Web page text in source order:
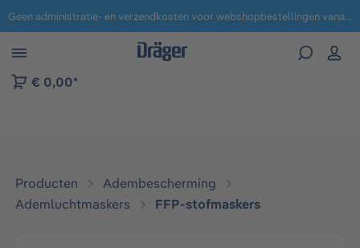
naar navigatie B2B-platform Geen administratie- en verzendkosten voor webshopbestellingen vanaf € 100,-.
€ 0,00*
Producten
Adembescherming
Ademluchtmaskers
FFP-stofmaskers​